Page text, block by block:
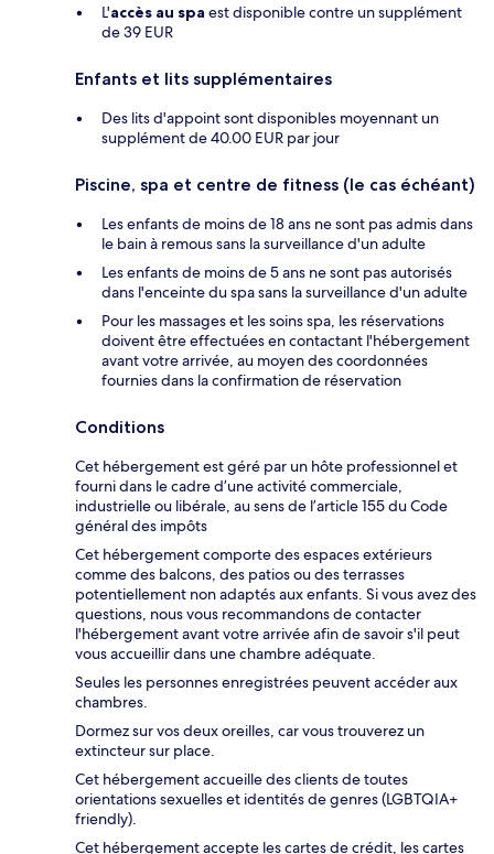
L'accès au spa est disponible contre un supplément
de 39 EUR
Enfants et lits supplémentaires
Des lits d'appoint sont disponibles moyennant un
supplément de 40.00 EUR par jour
Piscine, spa et centre de fitness (le cas échéant)
Les enfants de moins de 18 ans ne sont pas admis dans
le bain à remous sans la surveillance d'un adulte
Les enfants de moins de 5 ans ne sont pas autorisés
dans l'enceinte du spa sans la surveillance d'un adulte
Pour les massages et les soins spa, les réservations
doivent être effectuées en contactant l'hébergement
avant votre arrivée, au moyen des coordonnées
fournies dans la confirmation de réservation
Conditions
Cet hébergement est géré par un hôte professionnel et
fourni dans le cadre d’une activité commerciale,
industrielle ou libérale, au sens de l’article 155 du Code
général des impôts
Cet hébergement comporte des espaces extérieurs
comme des balcons, des patios ou des terrasses
potentiellement non adaptés aux enfants. Si vous avez des
questions, nous vous recommandons de contacter
l'hébergement avant votre arrivée afin de savoir s'il peut
vous accueillir dans une chambre adéquate.
Seules les personnes enregistrées peuvent accéder aux
chambres.
Dormez sur vos deux oreilles, car vous trouverez un
extincteur sur place.
Cet hébergement accueille des clients de toutes
orientations sexuelles et identités de genres (LGBTQIA+
friendly).
Cet hébergement accepte les cartes de crédit, les cartes